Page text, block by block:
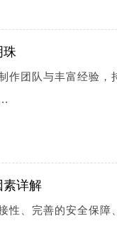
珠
作团队与丰富经验，
素详解
性、完善的安全保障